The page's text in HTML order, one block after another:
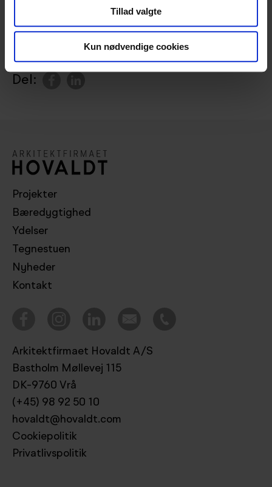
Tillad valgte
Kun nødvendige cookies
Del:
Projekter
Bæredygtighed
Ydelser
Tegnestuen
Nyheder
Kontakt
Arkitektfirmaet Hovaldt A/S
Bastholm Møllevej 115
DK-9760 Vrå
(+45) 98 92 50 10
hovaldt@hovaldt.com
Cookiepolitik
Privatlivspolitik